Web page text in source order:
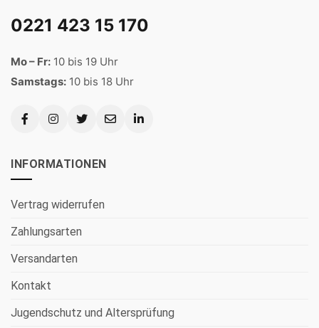
0221 423 15 170
Mo – Fr: 10 bis 19 Uhr
Samstags: 10 bis 18 Uhr
INFORMATIONEN
Vertrag widerrufen
Zahlungsarten
Versandarten
Kontakt
Jugendschutz und Altersprüfung